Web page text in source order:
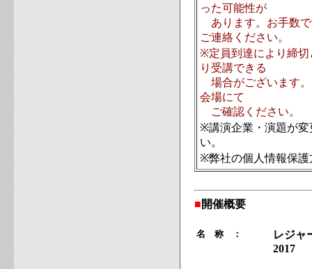
った可能性が
あります。お手数で
ご連絡ください。
※定員到達により締切
り受講できる
場合がございます。
会場にて
ご確認ください。
※講演企業・演題が変
い。
※弊社の個人情報保護
■開催概要
名 称 ：
レジャ
2017